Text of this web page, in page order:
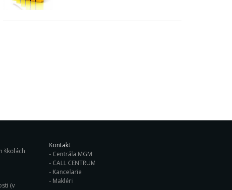
vysokých školách
(v
Kontakt
Centrála MGM
CALL CENTRUM
Kancelarie
Makléri